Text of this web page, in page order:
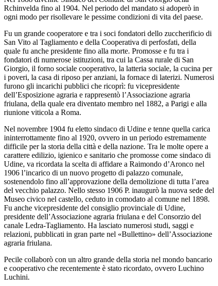
Rchinvelda fino al 1904. Nel periodo del mandato si adoperò in
ogni modo per risollevare le pessime condizioni di vita del paese.
Fu un grande cooperatore e tra i soci fondatori dello zuccherificio di
San Vito al Tagliamento e della Cooperativa di perfosfati, della
quale fu anche presidente fino alla morte. Promosse e fu tra i
fondatori di numerose istituzioni, tra cui la Cassa rurale di San
Giorgio, il forno sociale cooperativo, la latteria sociale, la cucina per
i poveri, la casa di riposo per anziani, la fornace di laterizi. Numerosi
furono gli incarichi pubblici che ricoprì: fu vicepresidente
dell’Esposizione agraria e rappresentò l’Associazione agraria
friulana, della quale era diventato membro nel 1882, a Parigi e alla
riunione viticola a Roma.
Nel novembre 1904 fu eletto sindaco di Udine e tenne quella carica
ininterrottamente fino al 1920, ovvero in un periodo estremamente
difficile per la storia della città e della nazione. Tra le molte opere a
carattere edilizio, igienico e sanitario che promosse come sindaco di
Udine, va ricordata la scelta di affidare a Raimondo d’Aronco nel
1906 l’incarico di un nuovo progetto di palazzo comunale,
sostenendolo fino all’approvazione della demolizione di tutta l’area
del vecchio palazzo. Nello stesso 1906 P. inaugurò la nuova sede del
Museo civico nel castello, ceduto in comodato al comune nel 1898.
Fu anche vicepresidente del consiglio provinciale di Udine,
presidente dell’Associazione agraria friulana e del Consorzio del
canale Ledra-Tagliamento. Ha lasciato numerosi studi, saggi e
relazioni, pubblicati in gran parte nel «Bullettino» dell’Associazione
agraria friulana.
Pecile collaborò con un altro grande della storia nel mondo bancario
e cooperativo che recentemente è stato ricordato, ovvero Luchino
Luchini.